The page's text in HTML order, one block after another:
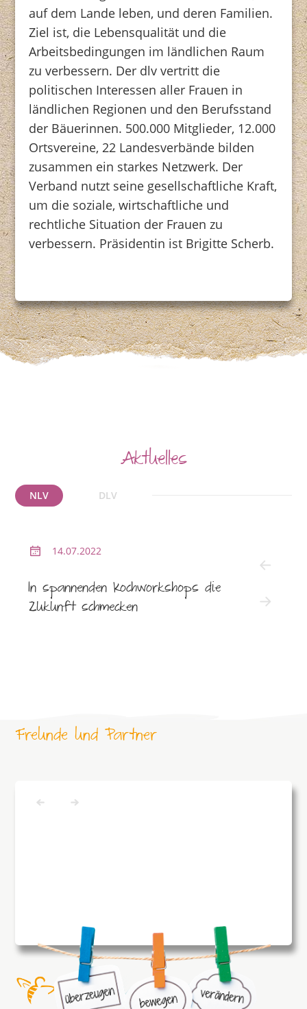
auf dem Lande leben, und deren Familien.
Ziel ist, die Lebensqualität und die
Arbeitsbedingungen im ländlichen Raum
zu verbessern. Der dlv vertritt die
politischen Interessen aller Frauen in
ländlichen Regionen und den Berufsstand
der Bäuerinnen. 500.000 Mitglieder, 12.000
Ortsvereine, 22 Landesverbände bilden
zusammen ein starkes Netzwerk. Der
Verband nutzt seine gesellschaftliche Kraft,
um die soziale, wirtschaftliche und
rechtliche Situation der Frauen zu
verbessern. Präsidentin ist Brigitte Scherb.
Aktuelles
NLV DLV
14.07.2022
In spannenden Kochworkshops die
Zukunft schmecken
Freunde und Partner